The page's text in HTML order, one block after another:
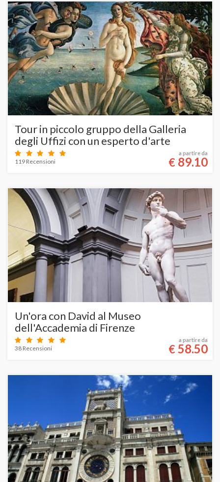
Tour in piccolo gruppo della Galleria
degli Uffizi con un esperto d'arte
119 Recensioni
a partire da
€ 89.10
Un'ora con David al Museo
dell'Accademia di Firenze
38 Recensioni
a partire da
€58.50